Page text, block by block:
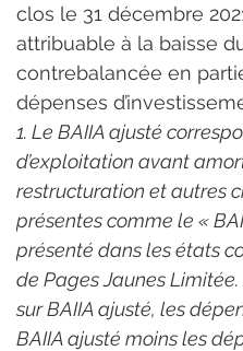
clos le 31 décembre
attribuable à la baisse
contrebalancée en
dépenses
1. Le BAIIA ajusté
d’exploitation avant
restructuration et autres
présentes comme le «
présenté dans les états
de Pages Jaunes
sur BAIIA ajusté, les
BAIIA ajusté moins les